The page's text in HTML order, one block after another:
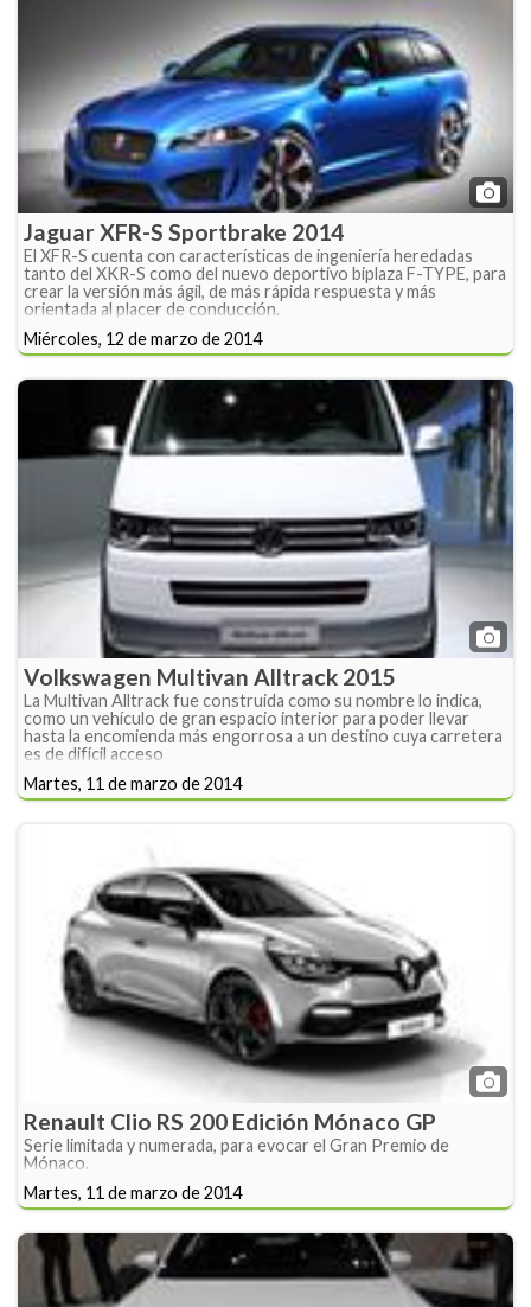
Jaguar XFR-S Sportbrake 2014
El XFR-S cuenta con características de ingeniería heredadas
tanto del XKR-S como del nuevo deportivo biplaza F-TYPE, para
crear la versión más ágil, de más rápida respuesta y más
orientada al placer de conducción.
Miércoles, 12 de marzo de 2014
Volkswagen Multivan Alltrack 2015
La Multivan Alltrack fue construida como su nombre lo indica,
como un vehículo de gran espacio interior para poder llevar
hasta la encomienda más engorrosa a un destino cuya carretera
es de difícil acceso
Martes, 11 de marzo de 2014
Renault Clio RS 200 Edición Mónaco GP
Serie limitada y numerada, para evocar el Gran Premio de
Mónaco.
Martes, 11 de marzo de 2014